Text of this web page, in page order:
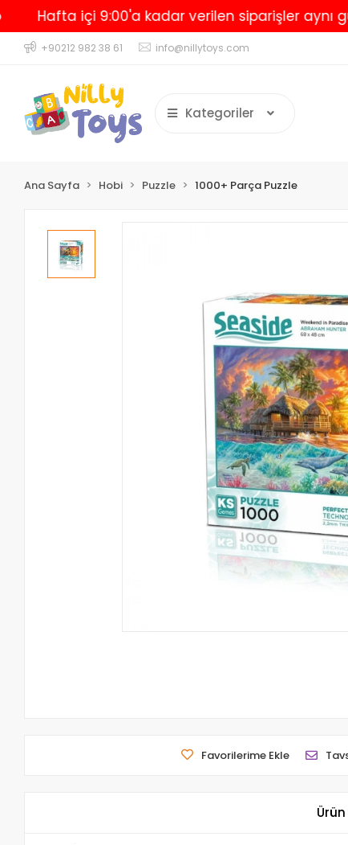
içi 9:00'a kadar verilen siparişler aynı gün
+90212 982 38 61 info@nillytoys.com
Kategoriler
Ana Sayfa Hobi Puzzle 1000+ Parça Puzzle
Favorilerime Ekle